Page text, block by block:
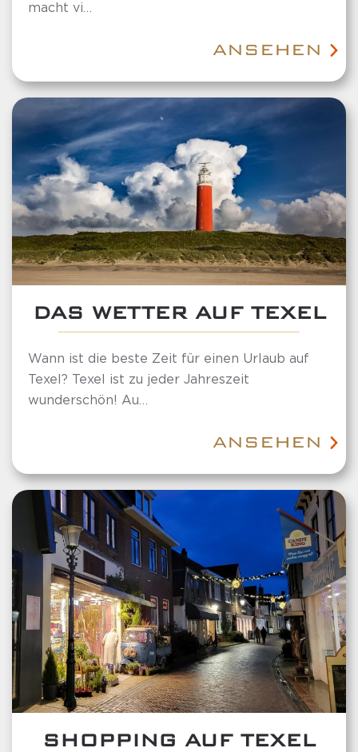
macht vi…
ANSEHEN
DAS WETTER AUF TEXEL
Wann ist die beste Zeit für einen Urlaub auf
Texel? Texel ist zu jeder Jahreszeit
wunderschön! Au…
ANSEHEN
SHOPPING AUF TEXEL